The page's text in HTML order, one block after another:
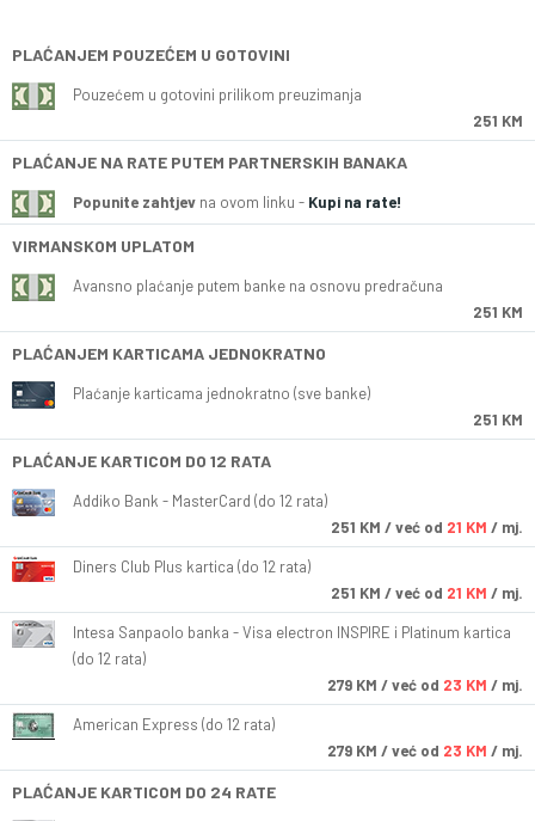
PLAĆANJEM POUZEĆEM U GOTOVINI
Pouzećem u gotovini prilikom preuzimanja
251 KM
PLAĆANJE NA RATE PUTEM PARTNERSKIH BANAKA
Popunite zahtjev na ovom linku - Kupi na rate!
VIRMANSKOM UPLATOM
Avansno plaćanje putem banke na osnovu predračuna
251 KM
PLAĆANJEM KARTICAMA JEDNOKRATNO
Plaćanje karticama jednokratno (sve banke)
251 KM
PLAĆANJE KARTICOM DO 12 RATA
Addiko Bank - MasterCard (do 12 rata)
251 KM / već od 21 KM / mj.
Diners Club Plus kartica (do 12 rata)
251 KM / već od 21 KM / mj.
Intesa Sanpaolo banka - Visa electron INSPIRE i Platinum kartica
(do 12 rata)
279 KM / već od 23 KM / mj.
American Express (do 12 rata)
279 KM / već od 23 KM / mj.
PLAĆANJE KARTICOM DO 24 RATE